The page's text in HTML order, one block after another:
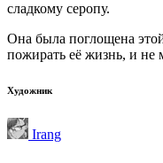
сладкому серопу.
Она была поглощена
пожирать её жизнь, и не
Художник
Irang